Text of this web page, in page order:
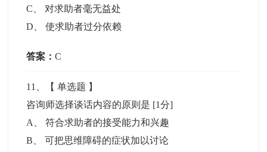
C
对求助者毫无益处
D 、使求助者过分依赖
答案：C
11 、【单选题 】
咨询师选择谈话内容的原则是 [1分]
A
、符合求助者的接受能力和兴趣
B 、可把思维障碍的症状加以讨论